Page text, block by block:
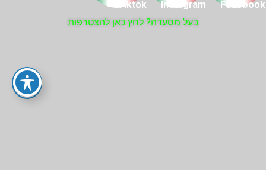
Facebook
Instagram
Tiktok
בעל מסעדה? לחץ כאן להצטרפות